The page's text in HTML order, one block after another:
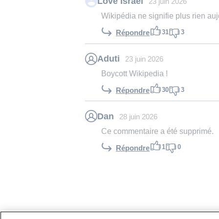
23 juin 2026
Wikipédia ne signifie plus rien
Répondre 31 3
Aduti 23 juin 2026
Boycott Wikipedia !
Répondre 30 3
Dan 28 juin 2026
Ce commentaire a été supprimé.
Répondre 1 0